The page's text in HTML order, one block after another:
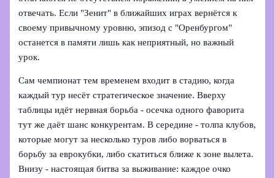
отвечать. Если "Зенит" в ближайших играх вернётся к
своему привычному уровню, эпизод с "Оренбургом"
останется в памяти лишь как неприятный, но важный
урок.
Сам чемпионат тем временем входит в стадию, когда
каждый тур несёт стратегическое значение. Вверху
таблицы идёт нервная борьба - осечка одного фаворита
тут же даёт шанс конкурентам. В середине - толпа клубов,
которые могут за несколько туров либо ворваться в
борьбу за еврокубки, либо скатиться ближе к зоне вылета.
Внизу - настоящая битва за выживание: каждое очко